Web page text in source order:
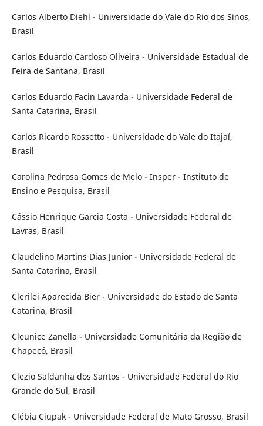
Carlos Alberto Diehl - Universidade do Vale do Rio dos Sinos,
Brasil
Carlos Eduardo Cardoso Oliveira - Universidade Estadual de
Feira de Santana, Brasil
Carlos Eduardo Facin Lavarda - Universidade Federal de
Santa Catarina, Brasil
Carlos Ricardo Rossetto - Universidade do Vale do Itajaí,
Brasil
Carolina Pedrosa Gomes de Melo - Insper - Instituto de
Ensino e Pesquisa, Brasil
Cássio Henrique Garcia Costa - Universidade Federal de
Lavras, Brasil
Claudelino Martins Dias Junior - Universidade Federal de
Santa Catarina, Brasil
Clerilei Aparecida Bier - Universidade do Estado de Santa
Catarina, Brasil
Cleunice Zanella - Universidade Comunitária da Região de
Chapecó, Brasil
Clezio Saldanha dos Santos - Universidade Federal do Rio
Grande do Sul, Brasil
Clébia Ciupak - Universidade Federal de Mato Grosso, Brasil